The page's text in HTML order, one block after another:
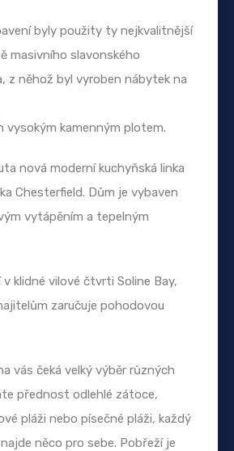
byly použity ty nejkvalitnější
masivního slavonského
z něhož byl vyroben nábytek na
vysokým kamenným plotem.
nová moderní kuchyňská linka
Chesterfield. Dům je vybaven
vytápěním a tepelným
v klidné vilové čtvrti Soline Bay,
zaručuje pohodovou
vás čeká velký výběr různých
přednost odlehlé zátoce,
pláži nebo písečné pláži, každý
něco pro sebe. Pobřeží je